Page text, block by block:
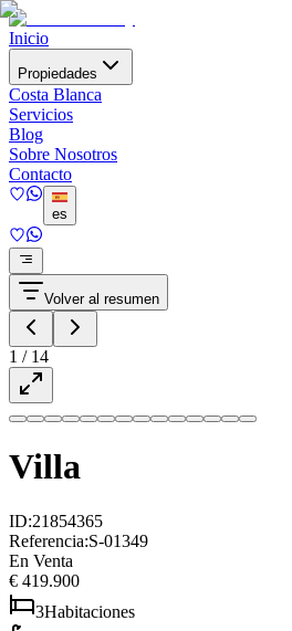
Inicio
Propiedades
Costa Blanca
Servicios
Blog
Sobre Nosotros
Contacto
es
Volver al resumen
1 / 14
Villa
ID:21854365
Referencia:S-01349
En Venta
€ 419.900
3Habitaciones